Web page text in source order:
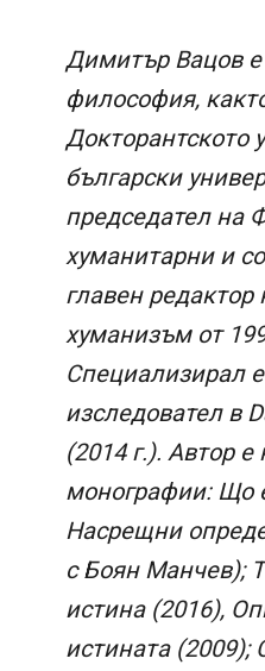
Димитър Вацов
философия,
Докторантското
български
председател на
хуманитарни и
главен
хуманизъм от
Специализирал
изследовател в
(2014 г.). Автор е
монографии: Що
Насрещни
с Боян Манчев);
истина (2016),
истината (2009);